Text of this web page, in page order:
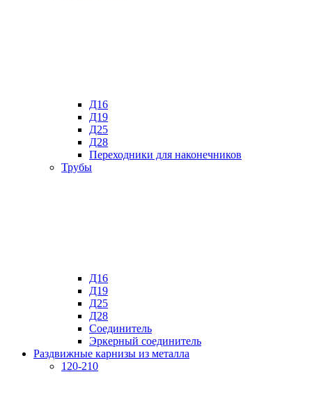
Д16
Д19
Д25
Д28
Переходники для наконечников
Трубы
Д16
Д19
Д25
Д28
Соединитель
Эркерный соединитель
Раздвижные карнизы из металла
120-210